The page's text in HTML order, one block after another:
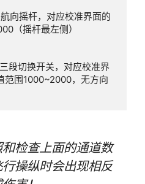
向摇杆，对应校准界面的
（摇杆最左侧）
段切换开关，对应校准界
范围1000~2000，无方向
检查上面的通道数
操纵时会出现相反